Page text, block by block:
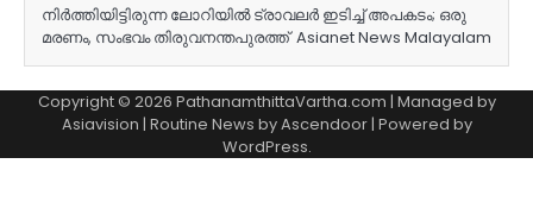
നിർത്തിയിട്ടിരുന്ന ലോറിയിൽ ട്രാവലർ ഇടിച്ച് അപകടം; ഒരു
മരണം, സംഭവം തിരുവനന്തപുരത്ത് Asianet News Malayalam
Copyright © 2026 PathanamthittaVartha.com | Managed by
Asiavision | Routine News byAscendoor| Powered by
WordPress.